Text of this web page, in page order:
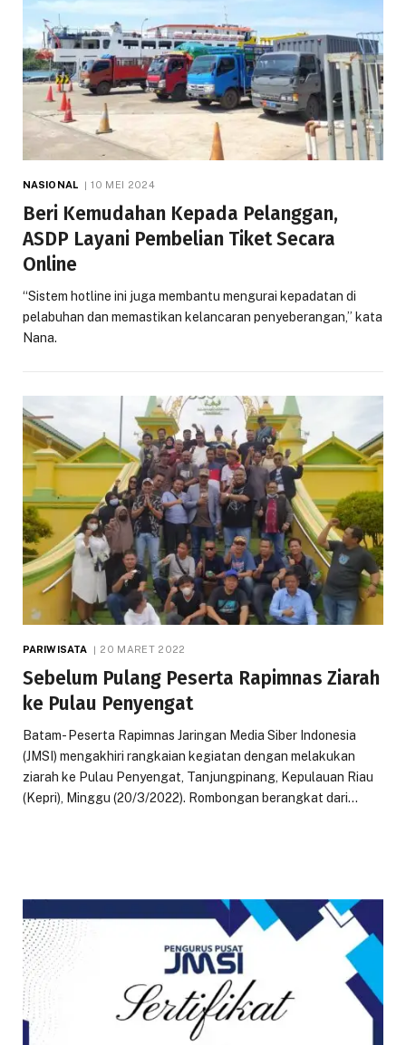
NASIONAL 10 MEI 2024
Beri Kemudahan Kepada Pelanggan,
ASDP Layani Pembelian Tiket Secara
Online
“Sistem hotline ini juga membantu mengurai kepadatan di
pelabuhan dan memastikan kelancaran penyeberangan,” kata
Nana.
PARIWISATA 20 MARET 2022
Sebelum Pulang Peserta Rapimnas Ziarah
ke Pulau Penyengat
Batam- Peserta Rapimnas Jaringan Media Siber Indonesia
(JMSI) mengakhiri rangkaian kegiatan dengan melakukan
ziarah ke Pulau Penyengat, Tanjungpinang, Kepulauan Riau
(Kepri), Minggu (20/3/2022). Rombongan berangkat dari…